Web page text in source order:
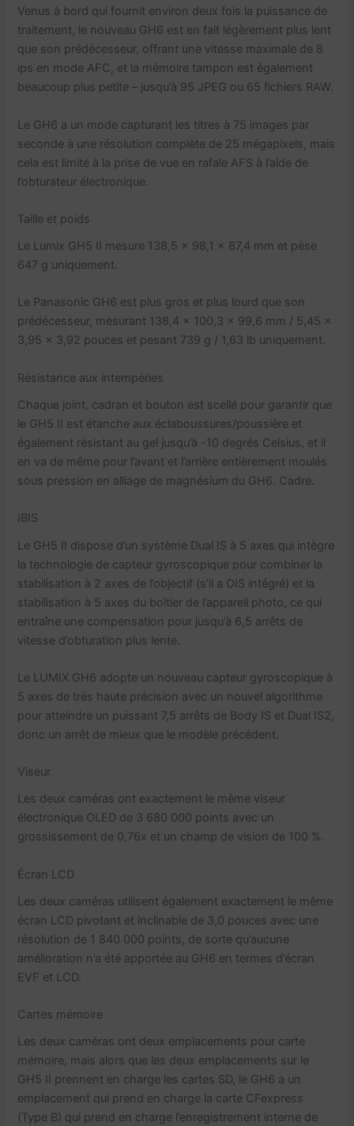
Venus à bord qui fournit environ deux fois la puissance de
traitement, le nouveau GH6 est en fait légèrement plus lent
que son prédécesseur, offrant une vitesse maximale de 8
ips en mode AFC, et la mémoire tampon est également
beaucoup plus petite – jusqu’à 95 JPEG ou 65 fichiers RAW.
Le GH6 a un mode capturant les titres à 75 images par
seconde à une résolution complète de 25 mégapixels, mais
cela est limité à la prise de vue en rafale AFS à l’aide de
l’obturateur électronique.
Taille et poids
Le Lumix GH5 II mesure 138,5 x 98,1 x 87,4 mm et pèse
647 g uniquement.
Le Panasonic GH6 est plus gros et plus lourd que son
prédécesseur, mesurant 138,4 x 100,3 x 99,6 mm / 5,45 x
3,95 x 3,92 pouces et pesant 739 g / 1,63 lb uniquement.
Résistance aux intempéries
Chaque joint, cadran et bouton est scellé pour garantir que
le GH5 II est étanche aux éclaboussures/poussière et
également résistant au gel jusqu’à -10 degrés Celsius, et il
en va de même pour l’avant et l’arrière entièrement moulés
sous pression en alliage de magnésium du GH6. Cadre.
IBIS
Le GH5 II dispose d’un système Dual IS à 5 axes qui intègre
la technologie de capteur gyroscopique pour combiner la
stabilisation à 2 axes de l’objectif (s’il a OIS intégré) et la
stabilisation à 5 axes du boîtier de l’appareil photo, ce qui
entraîne une compensation pour jusqu’à 6,5 arrêts de
vitesse d’obturation plus lente.
Le LUMIX GH6 adopte un nouveau capteur gyroscopique à
5 axes de très haute précision avec un nouvel algorithme
pour atteindre un puissant 7,5 arrêts de Body IS et Dual IS2,
donc un arrêt de mieux que le modèle précédent.
Viseur
Les deux caméras ont exactement le même viseur
électronique OLED de 3 680 000 points avec un
grossissement de 0,76x et un champ de vision de 100 %.
Écran LCD
Les deux caméras utilisent également exactement le même
écran LCD pivotant et inclinable de 3,0 pouces avec une
résolution de 1 840 000 points, de sorte qu’aucune
amélioration n’a été apportée au GH6 en termes d’écran
EVF et LCD.
Cartes mémoire
Les deux caméras ont deux emplacements pour carte
mémoire, mais alors que les deux emplacements sur le
GH5 II prennent en charge les cartes SD, le GH6 a un
emplacement qui prend en charge la carte CFexpress
(Type B) qui prend en charge l’enregistrement interne de